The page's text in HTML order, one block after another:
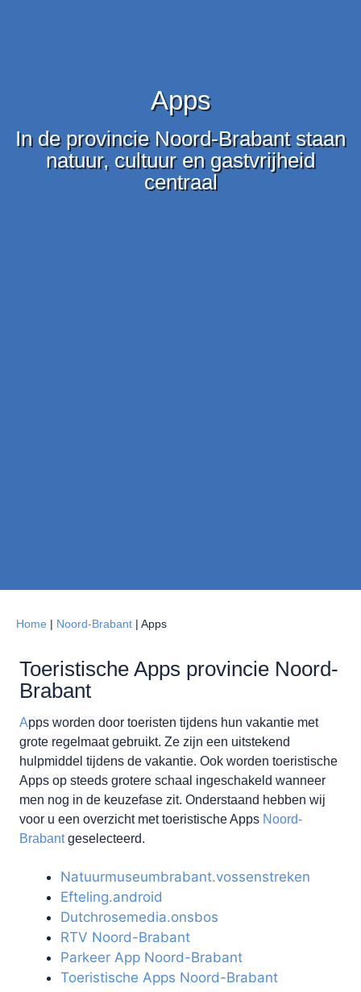
Apps
In de provincie Noord-Brabant staan
natuur, cultuur en gastvrijheid
centraal
Home | Noord-Brabant | Apps
Toeristische Apps provincie Noord-
Brabant
Apps worden door toeristen tijdens hun vakantie met
grote regelmaat gebruikt. Ze zijn een uitstekend
hulpmiddel tijdens de vakantie. Ook worden toeristische
Apps op steeds grotere schaal ingeschakeld wanneer
men nog in de keuzefase zit. Onderstaand hebben wij
voor u een overzicht met toeristische Apps Noord-
Brabantgeselecteerd.
Natuurmuseumbrabant.vossenstreken
Efteling.android
Dutchrosemedia.onsbos
RTV Noord-Brabant
Parkeer App Noord-Brabant
Toeristische Apps Noord-Brabant